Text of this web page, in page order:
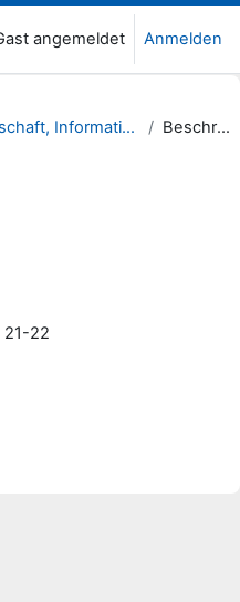
angemeldet Anmelden
Wirtschaft, Informatik, Recht (WIR) Beschreibung
21-22